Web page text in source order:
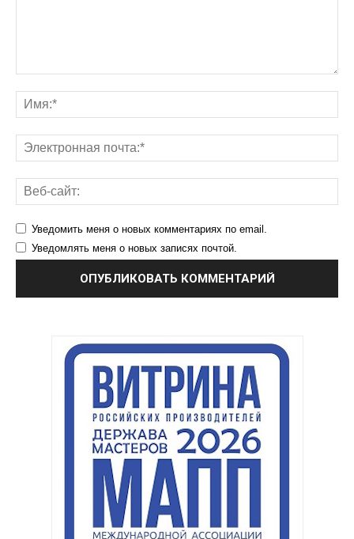
Уведомить меня о новых комментариях по email.
Уведомлять меня о новых записях почтой.